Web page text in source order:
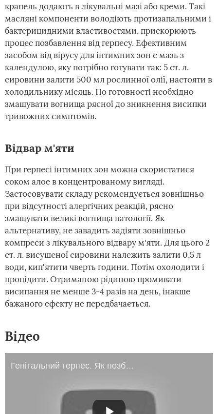
крапель додають в лікувальні мазі або креми. Такі
масляні компоненти володіють протизапальними і
бактерицидними властивостями, прискорюють
процес позбавлення від герпесу. Ефективним
засобом від вірусу для інтимних зон є мазь з
календулою, яку потрібно готувати так: 5 ст. л.
сировини залити 500 мл рослинної олії, настояти в
холодильнику місяць. По готовності необхідно
змащувати вогнища рясної до зникнення висипки
тривожних симптомів.
Відвар м'яти
При герпесі інтимних зон можна скористатися
соком алое в концентрованому вигляді.
Застосовувати складу рекомендується зовнішньо
при відсутності алергічних реакцій, рясно
змащувати великі вогнища патології. Як
альтернативу, не завадить задіяти зовнішньо
компреси з лікувального відвару м'яти. Для цього 2
ст. л. висушеної сировини належить залити 0,5 л
води, кип'ятити чверть години. Потім охолодити і
процідити. Отриманою рідиною промивати
висипання не менше 3-4 разів на день, інакше
бажаного ефекту не передбачається.
Відео
Генітальний герпес. Як позбутися від сверблячки промежини